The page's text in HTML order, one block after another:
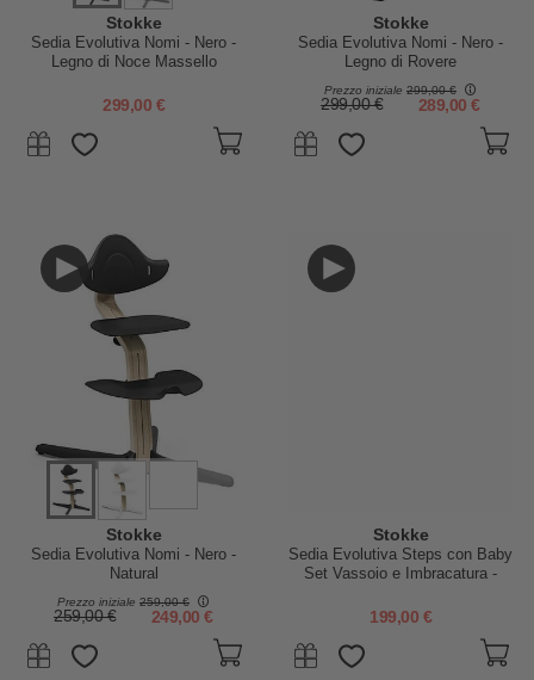
Stokke
Sedia Evolutiva Nomi - Nero -
Legno di Noce Massello
299,00 €
Stokke
Sedia Evolutiva Nomi - Nero -
Legno di Rovere
Prezzo iniziale 299,00 €
299,00 € 289,00 €
Stokke
Sedia Evolutiva Nomi - Nero -
Natural
Prezzo iniziale 259,00 €
259,00 € 249,00 €
Stokke
Sedia Evolutiva Steps con Baby
Set Vassoio e Imbracatura -
199,00 €